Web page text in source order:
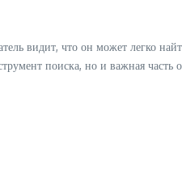
видит, что он может легко
поиска, но и важная часть